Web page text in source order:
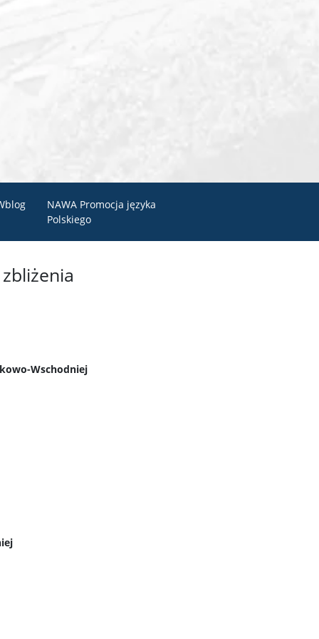
NAWA Promocja języka
Polskiego
Wschodniej